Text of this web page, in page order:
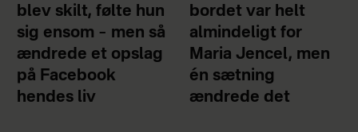
blev skilt, følte hun
sig ensom – men så
ændrede et opslag
på Facebook
hendes liv
bordet var helt
almindeligt for
Maria Jencel, men
én sætning
ændrede det